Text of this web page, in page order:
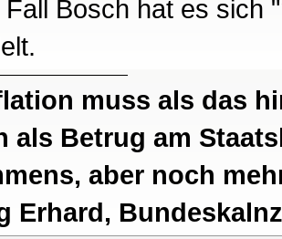
Bosch hat es sich
muss als das
als Betrug am
aber noch
Erhard,